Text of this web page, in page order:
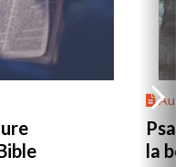
Au
la